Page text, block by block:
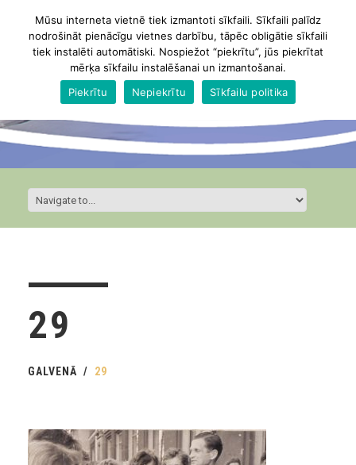
29
GALVENĀ 29
Mūsu interneta vietnē tiek izmantoti sīkfaili. Sīkfaili palīdz
nodrošināt pienācīgu vietnes darbību, tāpēc obligātie sīkfaili
tiek instalēti automātiski. Nospiežot “piekrītu”, jūs piekrītat
mērķa sīkfailu instalēšanai un izmantošanai.
Piekrītu
Nepiekrītu Sīkfailu politika